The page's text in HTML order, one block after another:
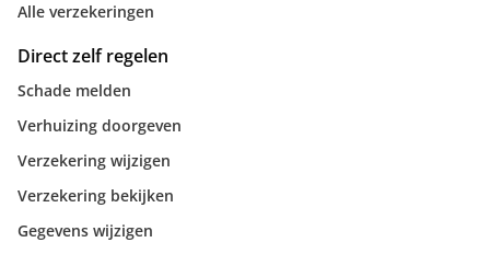
Alle verzekeringen
Direct zelf regelen
Schade melden
Verhuizing doorgeven
Verzekering wijzigen
Verzekering bekijken
Gegevens wijzigen